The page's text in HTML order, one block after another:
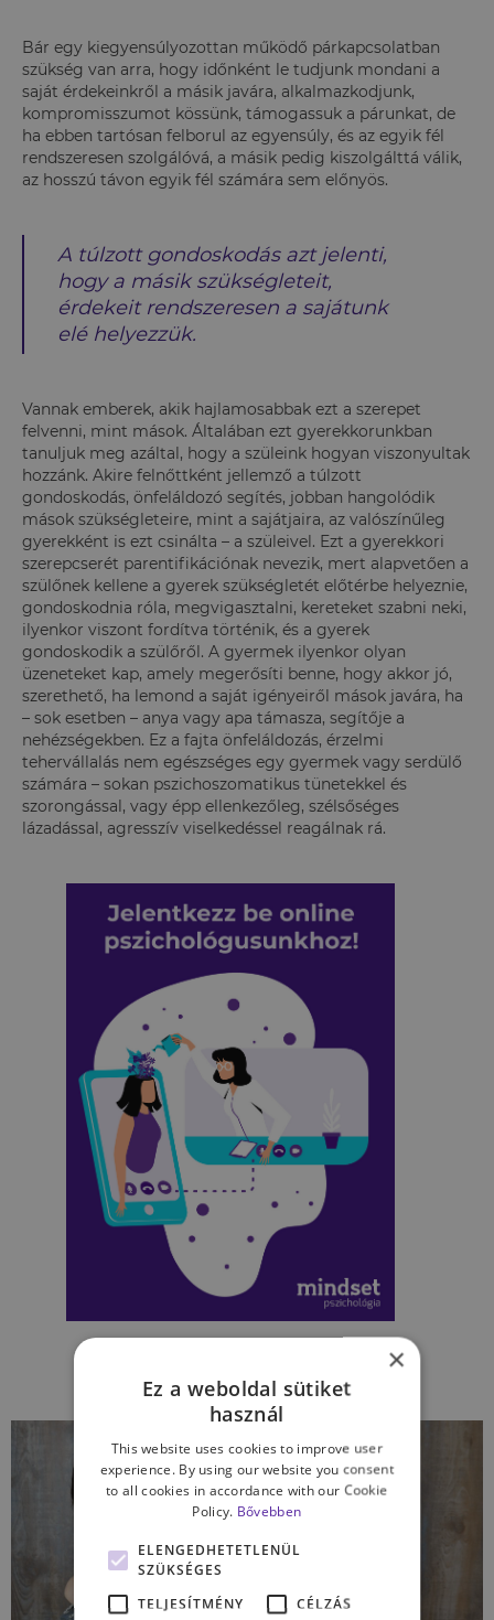
Bár egy kiegyensúlyozottan működő párkapcsolatban
szükség van arra, hogy időnként le tudjunk mondani a
saját érdekeinkről a másik javára, alkalmazkodjunk,
kompromisszumot kössünk, támogassuk a párunkat, de
ha ebben tartósan felborul az egyensúly, és az egyik fél
rendszeresen szolgálóvá, a másik pedig kiszolgálttá válik,
az hosszú távon egyik fél számára sem előnyös.
A túlzott gondoskodás azt jelenti,
hogy a másik szükségleteit,
érdekeit rendszeresen a sajátunk
elé helyezzük.
Vannak emberek, akik hajlamosabbak ezt a szerepet
felvenni, mint mások. Általában ezt gyerekkorunkban
tanuljuk meg azáltal, hogy a szüleink hogyan viszonyultak
hozzánk. Akire felnőttként jellemző a túlzott
gondoskodás, önfeláldozó segítés, jobban hangolódik
mások szükségleteire, mint a sajátjaira, az valószínűleg
gyerekként is ezt csinálta – a szüleivel. Ezt a gyerekkori
szerepcserét parentifikációnak nevezik, mert alapvetően a
szülőnek kellene a gyerek szükségletét előtérbe helyeznie,
gondoskodnia róla, megvigasztalni, kereteket szabni neki,
ilyenkor viszont fordítva történik, és a gyerek
gondoskodik a szülőről. A gyermek ilyenkor olyan
üzeneteket kap, amely megerősíti benne, hogy akkor jó,
szerethető, ha lemond a saját igényeiről mások javára, ha
– sok esetben – anya vagy apa támasza, segítője a
nehézségekben. Ez a fajta önfeláldozás, érzelmi
tehervállalás nem egészséges egy gyermek vagy serdülő
számára – sokan pszichoszomatikus tünetekkel és
szorongással, vagy épp ellenkezőleg, szélsőséges
lázadással, agresszív viselkedéssel reagálnak rá.
×
Ez a weboldal sütiket
használ
This website uses cookies to improve user
experience. By using our website you consent
to all cookies in accordance with our Cookie
Policy. Bővebben
ELENGEDHETETLENÜL
SZÜKSÉGES
TELJESÍTMÉNY
CÉLZÁS